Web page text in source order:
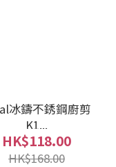
冰鑄不銹鋼廚剪
K1...
HK$118.00
HK$168.00